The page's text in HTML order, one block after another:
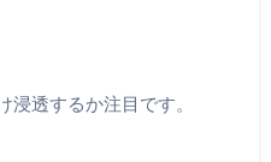
透するか注目です。